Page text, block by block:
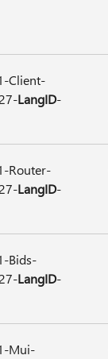
Client-
LangID-
Router-
LangID-
Bids-
LangID-
Mui-